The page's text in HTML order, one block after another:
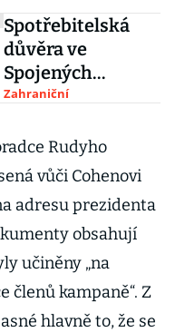
Spotřebitelská
důvěra ve
Spojených
státech je
rok
Zahraniční
Rudyho
vůči Cohenovi
adresu prezidenta
obsahují
učiněny „na
členů kampaně“. Z
hlavně to, že se